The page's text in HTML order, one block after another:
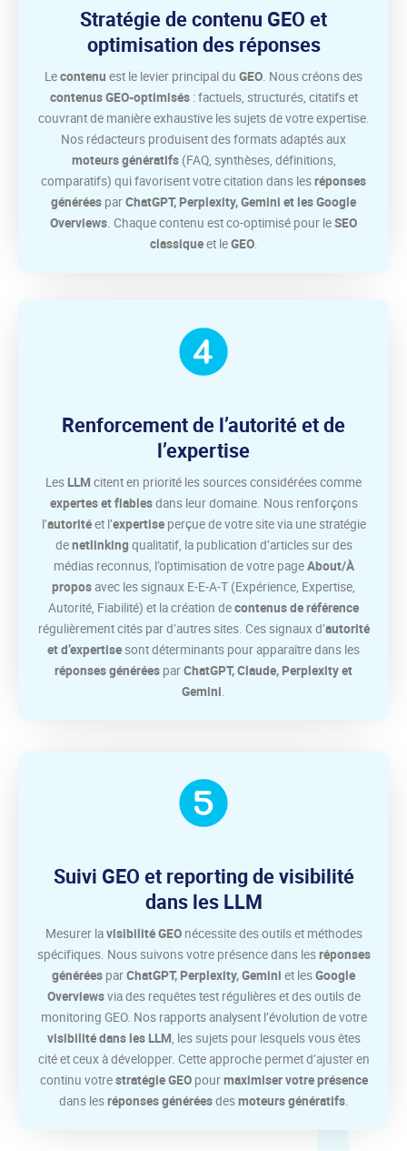
Stratégie de contenu GEO et
optimisation des réponses
Lecontenu est le levier principal du GEO. Nous créons des
contenus GEO-optimisés: factuels, structurés, citatifs et
couvrant de manière exhaustive les sujets de votre expertise.
Nos rédacteurs produisent des formats adaptés aux
moteurs génératifs(FAQ, synthèses, définitions,
comparatifs) qui favorisent votre citation dans lesréponses
générées parChatGPT, Perplexity, Gemini et les Google
Overviews. Chaque contenu est co-optimisé pour leSEO
classiqueet leGEO.
Renforcement de l’autorité et de
l’expertise
Les LLM citent en priorité les sources considérées comme
expertes et fiablesdans leur domaine. Nous renforçons
l’autoritéet l’expertiseperçue de votre site via une stratégie
denetlinking qualitatif, la publication d’articles sur des
médias reconnus, l’optimisation de votre pageAbout/À
proposavec les signaux E-E-A-T (Expérience, Expertise,
Autorité, Fiabilité) et la création decontenus de référence
régulièrement cités par d’autres sites. Ces signaux d’autorité
et d’expertisesont déterminants pour apparaître dans les
réponses générées parChatGPT, Claude, Perplexity et
Gemini.
Suivi GEO et reporting de visibilité
dans les LLM
Mesurer lavisibilité GEOnécessite des outils et méthodes
spécifiques. Nous suivons votre présence dans lesréponses
générées parChatGPT, Perplexity, Gemini et lesGoogle
Overviewsvia des requêtes test régulières et des outils de
monitoring GEO. Nos rapports analysent l’évolution de votre
visibilité dans les LLM, les sujets pour lesquels vous êtes
cité et ceux à développer. Cette approche permet d’ajuster en
continu votrestratégie GEOpourmaximiser votre présence
dans lesréponses généréesdesmoteurs génératifs.